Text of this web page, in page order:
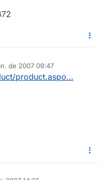
de 2007 09:47
product.aspo…